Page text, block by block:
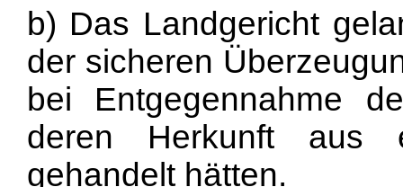
b) Das Landgericht
der sicheren
bei Entgegennahme
deren Herkunft aus
gehandelt hätten.